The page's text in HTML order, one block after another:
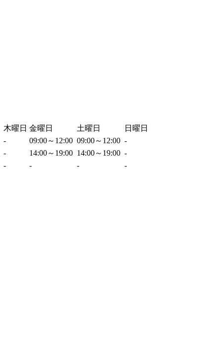
木曜日 金曜日 土曜日
日曜日
- 09:00～12:00 09:00～12:00 -
- 14:00～19:00 14:00～19:00 -
- - - -